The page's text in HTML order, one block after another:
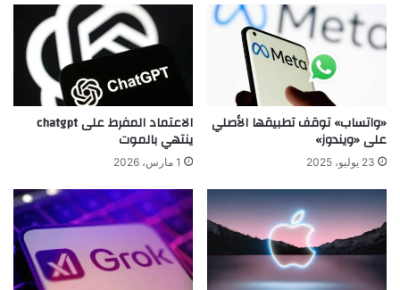
«واتساب» توقف تطبيقها الأصلي
على «ويندوز»
23 يوليو، 2025
الاعتماد المفرط على chatgpt
ينتهي بالموت
1 مارس، 2026